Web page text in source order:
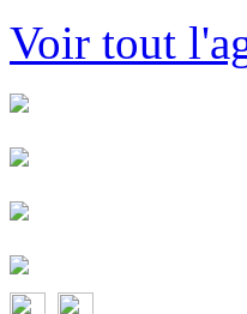
Voir tout